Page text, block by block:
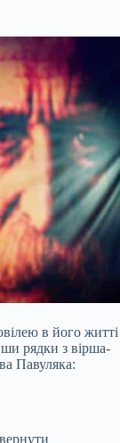
в його житті
рядки з вірша-
Павуляка: